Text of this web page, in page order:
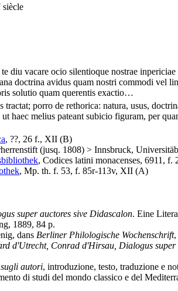
siècle
diu vacare ocio silentioque nostrae
doctrina avidus quam nostri commodi vel
solutio quam querentis exactio…
porro de rethorica: natura, usus,
haec melius pateant subicio figuram, per
, ??, 26 f., XII (B)
(jusq. 1808) > Innsbruck,
, Codices latini monacenses, 6911,
, Mp. th. f. 53, f. 85r-113v, XII (A)
super auctores sive Didascalon. Eine
1889, 84 p.
dans Berliner Philologische Wochenschrift,
d'Utrecht, Conrad d'Hirsau, Dialogus super
autori, introduzione, testo, traduzione e
di studi del mondo classico e del